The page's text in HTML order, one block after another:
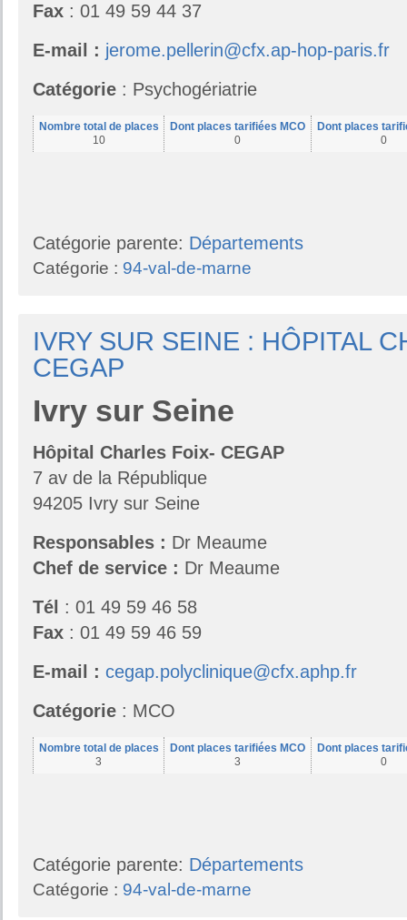
Fax : 01 49 59 44 37
E-mail : jerome.pellerin@cfx.ap-hop-paris.fr
Catégorie : Psychogériatrie
Nombre total de places
10
Dont places tarifiées MCO
0
Dont places
0
Catégorie parente: Départements
Catégorie : 94-val-de-marne
IVRY SUR SEINE : HÔPITAL
CEGAP
Ivry sur Seine
Hôpital Charles Foix- CEGAP
7 av de la République
94205 Ivry sur Seine
Responsables : Dr Meaume
Chef de service : Dr Meaume
Tél : 01 49 59 46 58
Fax : 01 49 59 46 59
E-mail : cegap.polyclinique@cfx.aphp.fr
Catégorie : MCO
Nombre total de places
3
Dont places tarifiées MCO
3
Dont places
0
Catégorie parente: Départements
Catégorie : 94-val-de-marne